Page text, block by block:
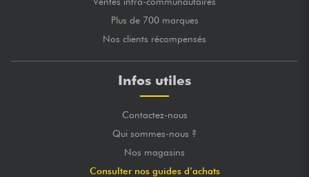
Plus de 700 marques
Nos clients récompensés
Infos utiles
Contactez-nous
Qui sommes-nous ?
Nos magasins
Consulter nos guides d’achats